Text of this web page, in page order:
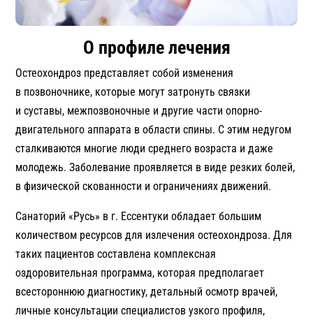
О профиле лечения
Остеохондроз представляет собой изменения
в позвоночнике, которые могут затронуть связки
и суставы, межпозвоночные и другие части опорно-
двигательного аппарата в области спины. С этим недугом
сталкиваются многие люди среднего возраста и даже
молодежь. Заболевание проявляется в виде резких болей,
в физической скованности и ограничениях движений.
Санаторий «Русь» в г. Ессентуки обладает большим
количеством ресурсов для излечения остеохондроза. Для
таких пациентов составлена комплексная
оздоровительная программа, которая предполагает
всестороннюю диагностику, детальный осмотр врачей,
личные консультации специалистов узкого профиля,